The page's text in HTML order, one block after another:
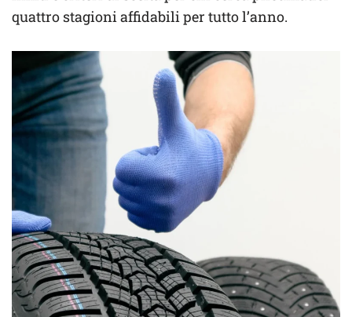
quattro stagioni affidabili per tutto l’anno.